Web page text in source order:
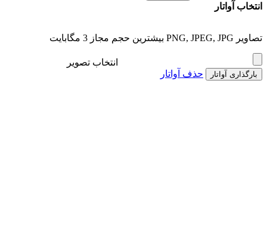
انتخاب آواتار
تصاویر PNG, JPEG, JPG بیشترین حجم مجاز 3 مگابایت
انتخاب تصویر
بارگذاری آواتار حذف آواتار